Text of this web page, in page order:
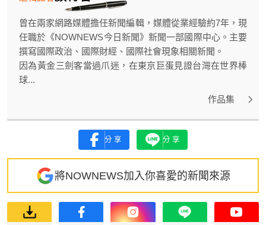
曾在兩家網路媒體擔任新聞編輯，媒體從業經驗約7年，現
任職於《NOWNEWS今日新聞》新聞一部國際中心。主要
撰寫國際政治、國際財經、國際社會現象相關新聞。
因為黃金三劍客當過爪迷，在東京巨蛋見證台灣在世界棒
球...
作品集
分享 分享
將NOWNEWS加入你喜愛的新聞來源